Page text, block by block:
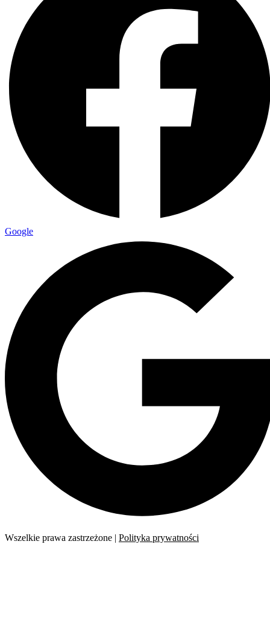
Google
Wszelkie prawa zastrzeżone | Polityka prywatności